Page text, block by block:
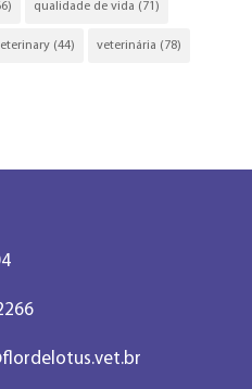
qualidade de vida (71)
(44) veterinária (78)